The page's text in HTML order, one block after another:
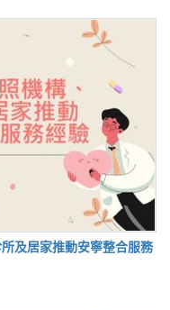
及居家推動安寧整合服務